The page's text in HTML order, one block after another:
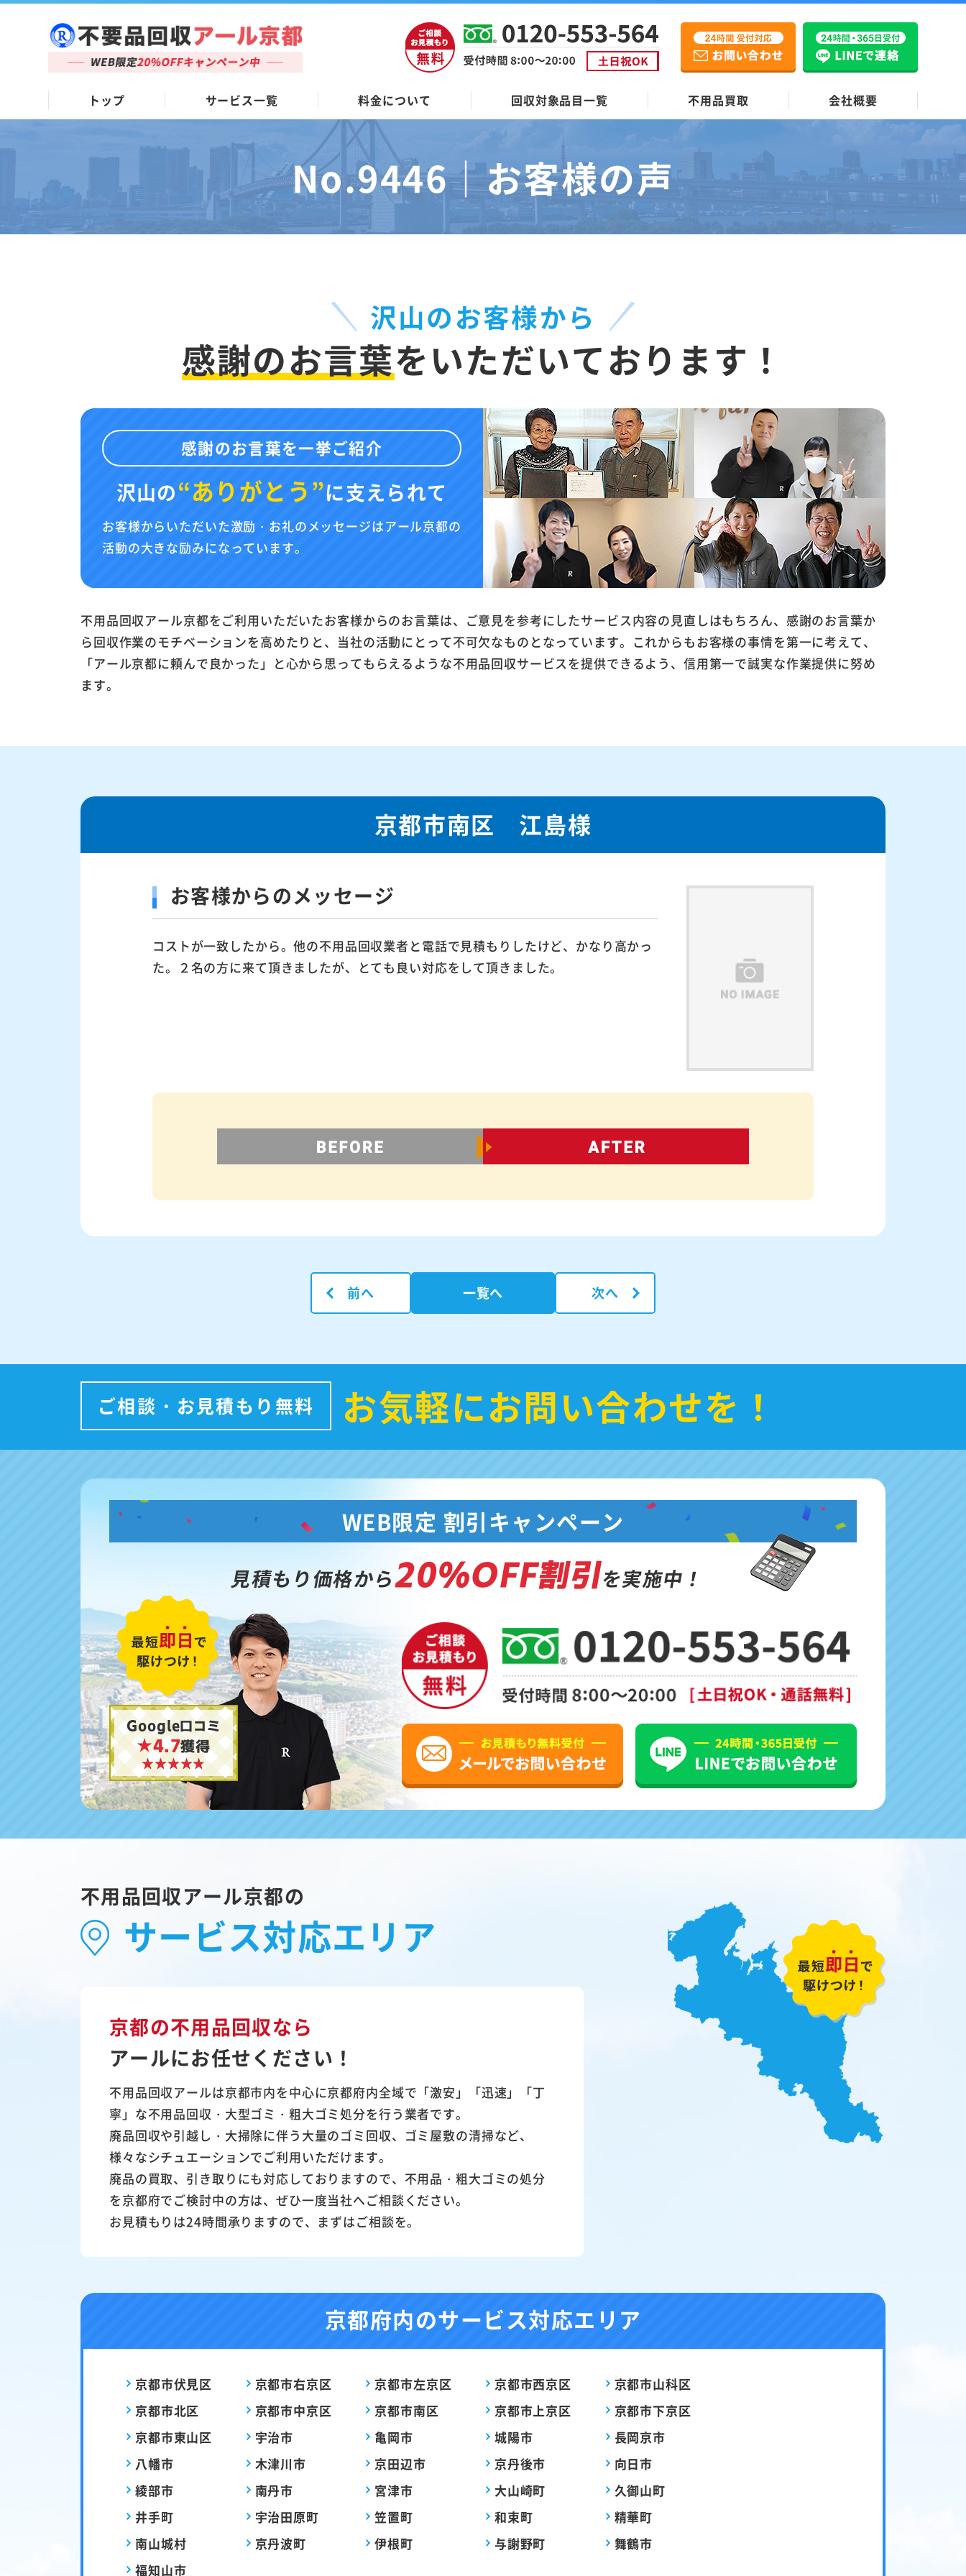
トップ サービス一覧 料金について 回収対象品目一覧 不用品買取 会社概要
No.9446｜お客様の声
沢山のお客様から
感謝のお言葉をいただいております！
感謝のお言葉を一挙ご紹介
沢山の“ありがとう”に支えられて
お客様からいただいた激励・お礼のメッセージはアール京都の
活動の大きな励みになっています。
不用品回収アール京都をご利用いただいたお客様からのお言葉は、ご意見を参考にしたサービス内容の見直しはもちろん、感謝のお言葉か
ら回収作業のモチベーションを高めたりと、当社の活動にとって不可欠なものとなっています。これからもお客様の事情を第一に考えて、
「アール京都に頼んで良かった」と心から思ってもらえるような不用品回収サービスを提供できるよう、信用第一で誠実な作業提供に努め
ます。
京都市南区 江島様
お客様からのメッセージ
コストが一致したから。他の不用品回収業者と電話で見積もりしたけど、かなり高かっ
た。２名の方に来て頂きましたが、とても良い対応をして頂きました。
前へ 一覧へ 次へ
ご相談・お見積もり無料 お気軽にお問い合わせを！
Google口コミ
★4.7獲得
WEB限定 割引キャンペーン
見積もり価格から20%OFF割引を実施中！
不用品回収アール京都の
サービス対応エリア
京都の不用品回収なら
アールにお任せください！
不用品回収アールは京都市内を中心に京都府内全域で「激安」「迅速」「丁
寧」な不用品回収・大型ゴミ・粗大ゴミ処分を行う業者です。
廃品回収や引越し・大掃除に伴う大量のゴミ回収、ゴミ屋敷の清掃など、
様々なシチュエーションでご利用いただけます。
廃品の買取、引き取りにも対応しておりますので、不用品・粗大ゴミの処分
を京都府でご検討中の方は、ぜひ一度当社へご相談ください。
お見積もりは24時間承りますので、まずはご相談を。
京都府内のサービス対応エリア
京都市伏見区 京都市右京区 京都市左京区 京都市西京区
京都市山科区
京都市北区
京都市中京区 京都市南区 京都市上京区
京都市下京区
京都市東山区
宇治市 亀岡市 城陽市
長岡京市
八幡市
木津川市 京田辺市 京丹後市
向日市
綾部市
南丹市 宮津市 大山崎町
久御山町
井手町
宇治田原町 笠置町 和束町
精華町
南山城村
京丹波町 伊根町 与謝野町
舞鶴市
福知山市